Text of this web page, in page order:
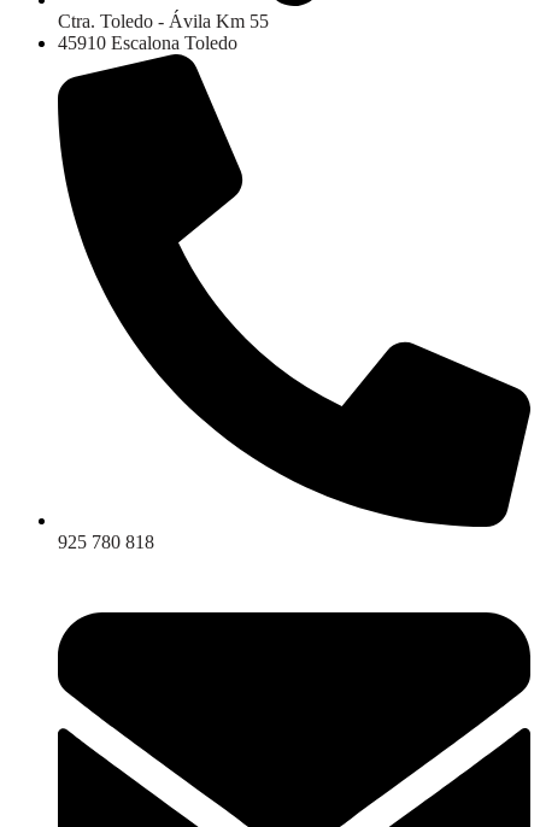
Ctra. Toledo - Ávila Km 55
45910 Escalona Toledo
925 780 818